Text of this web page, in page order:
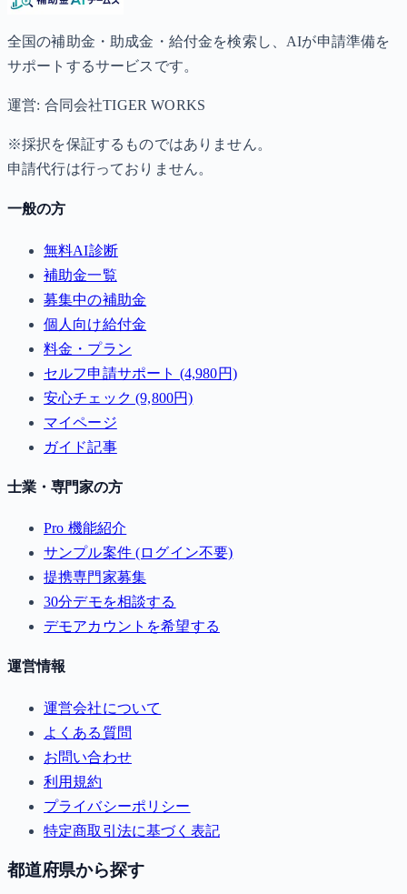
全国の補助金・助成金・給付金を検索し、AIが申請準備を
サポートするサービスです。
運営: 合同会社TIGER WORKS
※採択を保証するものではありません。
申請代行は行っておりません。
一般の方
無料AI診断
補助金一覧
募集中の補助金
個人向け給付金
料金・プラン
セルフ申請サポート (4,980円)
安心チェック (9,800円)
マイページ
ガイド記事
士業・専門家の方
Pro 機能紹介
サンプル案件 (ログイン不要)
提携専門家募集
30分デモを相談する
デモアカウントを希望する
運営情報
運営会社について
よくある質問
お問い合わせ
利用規約
プライバシーポリシー
特定商取引法に基づく表記
都道府県から探す